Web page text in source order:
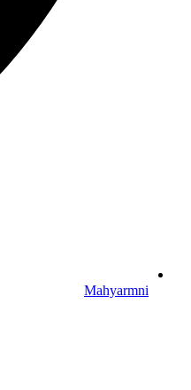
Mahyarmni